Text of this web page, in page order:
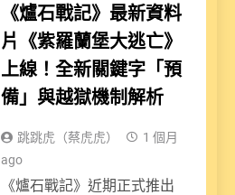
《爐石戰記》最新資料
片《紫羅蘭堡大逃亡》
上線！全新關鍵字「預
備」與越獄機制解析
跳跳虎（蔡虎虎）
1 個月
ago
《爐石戰記》近期正式推出